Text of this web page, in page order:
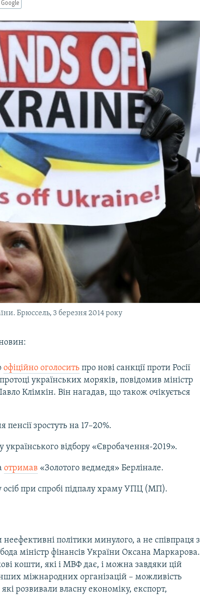
Брюссель, 3 березня 2014 року
офіційно оголоситьпро нові санкції проти Росії
українських моряків, повідомив міністр
Клімкін. Він нагадав, що також очікується
пенсії зростуть на 17–20%.
українського відбору «Євробачення-2019».
отримав «Золотого ведмедя» Берлінале.
осіб при спробі підпалу храму УПЦ (МП).
політики минулого, а не співпраця з
міністр фінансів України Оксана Маркарова.
кошти, які і МВФ дає, і можна завдяки цій
міжнародних організацій – можливість
розвивали власну економіку, експорт,